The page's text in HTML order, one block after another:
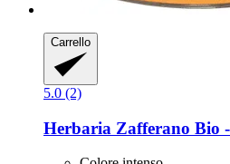
Carrello
5.0 (2)
Herbaria Zafferano Bio